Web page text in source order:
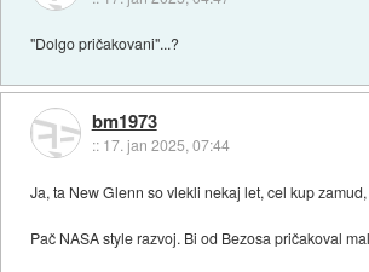
"Dolgo pričakovani"...?
bm1973
:: 17. jan 2025, 07:44
Ja, ta New Glenn so vlekli nekaj let, cel kup zamud,
Pač NASA style razvoj. Bi od Bezosa pričakoval